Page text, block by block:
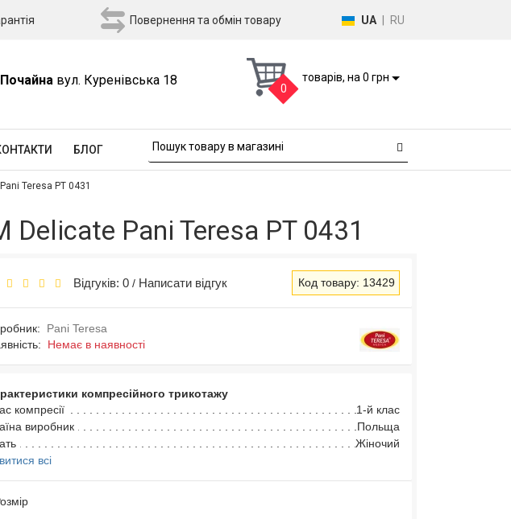
Повернення та обмін товару UA RU
Почайна вул. Куренівська 18
0
товарів, на 0 грн
БЛОГ
Teresa PT 0431
Delicate Pani Teresa PT 0431
Відгуків: 0 / Написати відгук Код товару: 13429
Pani Teresa
Немає в наявності
компресійного трикотажу
компресії
1-й клас
виробник
Польща
Жіночий
всі